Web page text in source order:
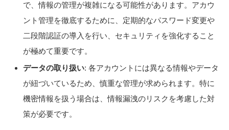
で、情報の管理が複雑になる可能性があります。アカウ
ント管理を徹底するために、定期的なパスワード変更や
二段階認証の導入を行い、セキュリティを強化すること
が極めて重要です。
データの取り扱い: 各アカウントには異なる情報やデータ
が紐づいているため、慎重な管理が求められます。特に
機密情報を扱う場合は、情報漏洩のリスクを考慮した対
策が必要です。